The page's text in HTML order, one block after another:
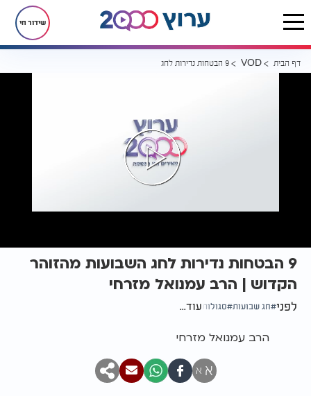
שידור חי
דף הבית VOD 9 הבטחות נדירות לחג השבועות מהזוהר הקדוש | הרב עמנואל מזרחי
9 הבטחות נדירות לחג השבועות מהזוהר
הקדוש | הרב עמנואל מזרחי
לפני חג שבועות סגולותעוד...
הרב עמנואל מזרחי
א א